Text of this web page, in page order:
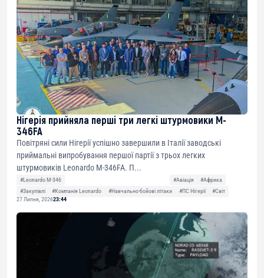
Нігерія прийняла перші три легкі штурмовики M-
346FA
Повітряні сили Нігерії успішно завершили в Італії заводські
приймальні випробування першої партії з трьох легких
штурмовиків Leonardo M-346FA. П...
#Leonardo M-346 #Авіація
#Африка
#Закупівлі
#Компанія Leonardo #Навчально-бойові літаки #ПС Нігерії
#Світ
27 Липня, 202623:44